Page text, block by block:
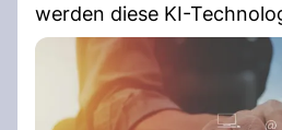
werden diese KI-